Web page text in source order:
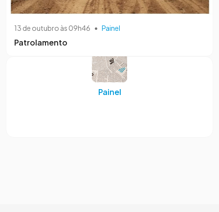
13 de outubro às 09h46 • Painel
Patrolamento
Painel